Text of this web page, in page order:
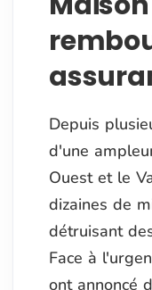
Depuis
d'une
Ouest et le
dizaines de
détruisant
Face à
ont annoncé